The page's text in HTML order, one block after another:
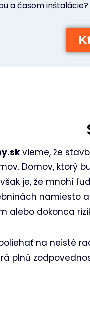
a časom inštalácie?
vieme, že
Domov, ktorý
je, že mnohí
namiesto
alebo dokonca
na neisté
plnú